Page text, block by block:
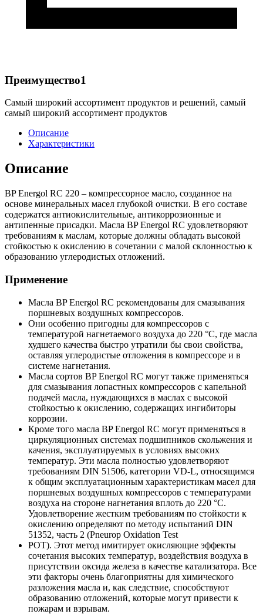
Преимущество1
Самый широкий ассортимент продуктов и решений, самый
самый широкий ассортимент продуктов
Описание
Характеристики
Описание
BP Energol RC 220 – компрессорное масло, созданное на
основе минеральных масел глубокой очистки. В его составе
содержатся антиокислительные, антикоррозионные и
антипенные присадки. Масла BP Energol RC удовлетворяют
требованиям к маслам, которые должны обладать высокой
стойкостью к окислению в сочетании с малой склонностью к
образованию углеродистых отложений.
Применение
Масла BP Energol RC рекомендованы для смазывания
поршневых воздушных компрессоров.
Они особенно пригодны для компрессоров с
температурой нагнетаемого воздуха до 220 °C, где масла
худшего качества быстро утратили бы свои свойства,
оставляя углеродистые отложения в компрессоре и в
системе нагнетания.
Масла сортов BP Energol RC могут также применяться
для смазывания лопастных компрессоров с капельной
подачей масла, нуждающихся в маслах с высокой
стойкостью к окислению, содержащих ингибиторы
коррозии.
Кроме того масла BP Energol RC могут применяться в
циркуляционных системах подшипников скольжения и
качения, эксплуатируемых в условиях высоких
температур. Эти масла полностью удовлетворяют
требованиям DIN 51506, категории VD-L, относящимся
к общим эксплуатационным характеристикам масел для
поршневых воздушных компрессоров с температурами
воздуха на стороне нагнетания вплоть до 220 °C.
Удовлетворение жестким требованиям по стойкости к
окислению определяют по методу испытаний DIN
51352, часть 2 (Pneurop Oxidation Test
POT). Этот метод имитирует окисляющие эффекты
сочетания высоких температур, воздействия воздуха в
присутствии оксида железа в качестве катализатора. Все
эти факторы очень благоприятны для химического
разложения масла и, как следствие, способствуют
образованию отложений, которые могут привести к
пожарам и взрывам.